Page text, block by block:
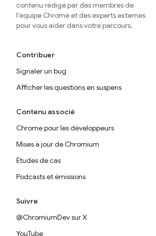
contenu rédigé par des membres de
l'équipe Chrome et des experts externes
pour vous aider dans votre parcours.
Contribuer
Signaler un bug
Afficher les questions en suspens
Contenu associé
Chrome pour les développeurs
Mises à jour de Chromium
Études de cas
Podcasts et émissions
Suivre
@ChromiumDev sur X
YouTube